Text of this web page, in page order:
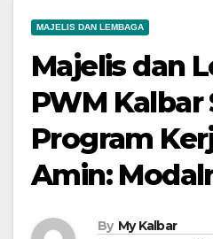
MAJELIS DAN LEMBAGA
Majelis dan
PWM
Program
Amin:
By My Kalbar